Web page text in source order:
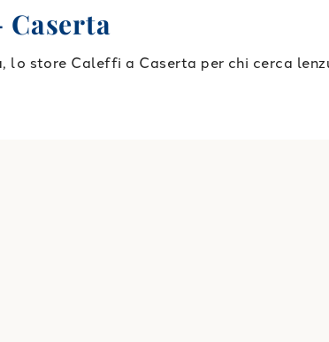
Caserta
lo store Caleffi a Caserta per chi cerca